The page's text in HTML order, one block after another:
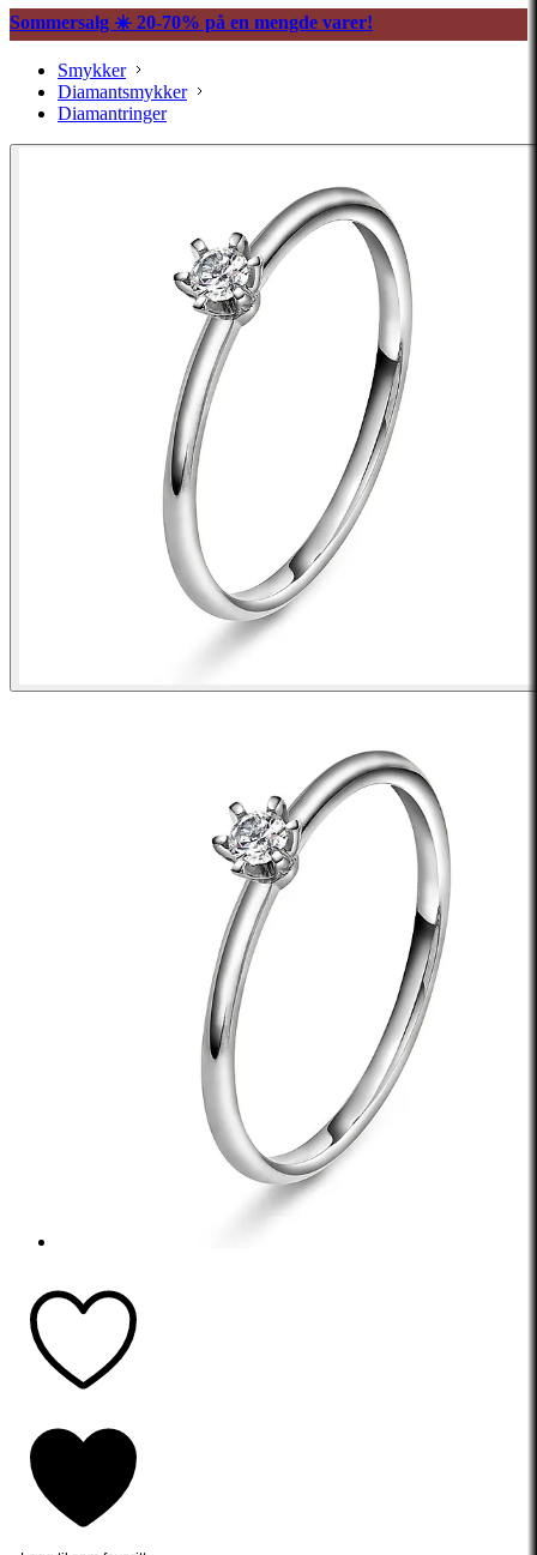
Sommersalg ☀️ 20-70% på en mengde varer!
Smykker
Diamantsmykker
Diamantringer